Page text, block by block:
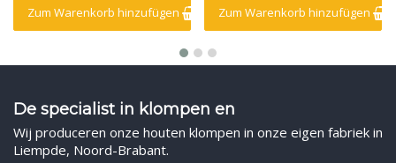
Zum Warenkorb hinzufügen Zum Warenkorb hinzufügen
De specialist in klompen en
Wij produceren onze houten klompen in onze eigen fabriek in
Liempde, Noord-Brabant.